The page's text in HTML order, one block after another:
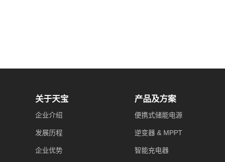
关于天宝
企业介绍
发展历程
企业优势
产品及方案
便携式储能电源
逆变器 & MPPT
智能充电器